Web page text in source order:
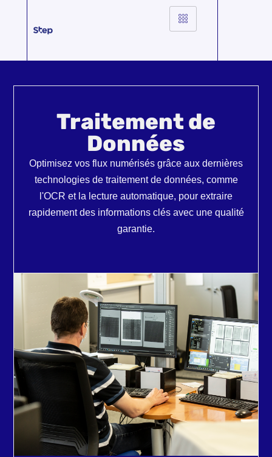
Traitement de
Données
Optimisez vos flux numérisés grâce aux dernières
technologies de traitement de données, comme
l'OCR et la lecture automatique, pour extraire
rapidement des informations clés avec une qualité
garantie.